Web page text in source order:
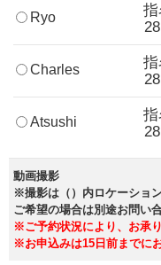
Ryo
指
Charles
指
Atsushi
指
動画撮影
※撮影は（）内ロケーショ
ご希望の場合は別途お問い
※ご予約状況により、お承
※お申込みは15日前までに